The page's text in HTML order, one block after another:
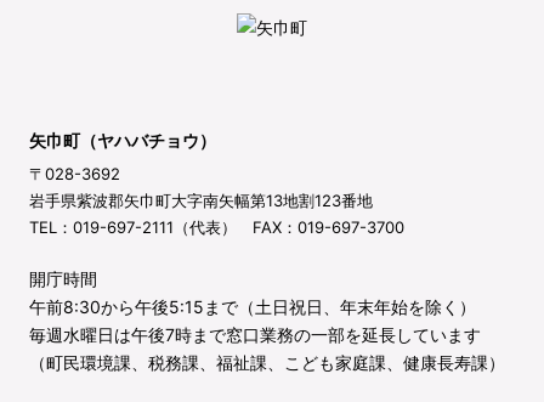
矢巾町（ヤハバチョウ）
〒028-3692
岩手県紫波郡矢巾町大字南矢幅第13地割123番地
TEL：019-697-2111（代表） FAX：019-697-3700
開庁時間
午前8:30から午後5:15まで（土日祝日、年末年始を除く）
毎週水曜日は午後7時まで窓口業務の一部を延長しています
（町民環境課、税務課、福祉課、こども家庭課、健康長寿課）